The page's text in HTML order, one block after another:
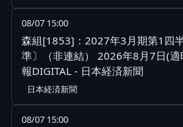
08/07 15:00
森組[1853]：2027年3月期第1四
準〕（非連結） 2026年8月7日(
報DIGITAL - 日本経済新聞
日本経済新聞
08/07 15:00